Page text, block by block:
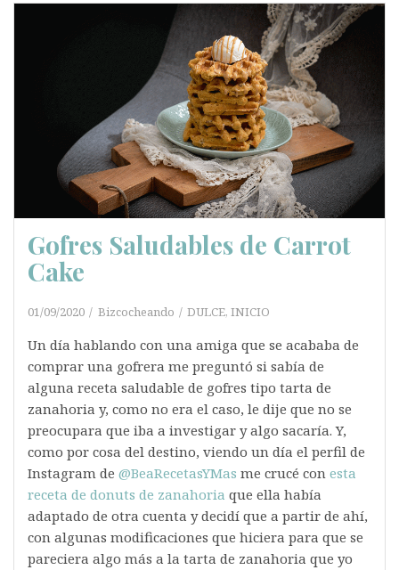
Gofres Saludables de Carrot
Cake
01/09/2020 Bizcocheando DULCE, INICIO
Un día hablando con una amiga que se acababa de
comprar una gofrera me preguntó si sabía de
alguna receta saludable de gofres tipo tarta de
zanahoria y, como no era el caso, le dije que no se
preocupara que iba a investigar y algo sacaría. Y,
como por cosa del destino, viendo un día el perfil de
Instagram de @BeaRecetasYMas me crucé con esta
receta de donuts de zanahoria que ella había
adaptado de otra cuenta y decidí que a partir de ahí,
con algunas modificaciones que hiciera para que se
pareciera algo más a la tarta de zanahoria que yo